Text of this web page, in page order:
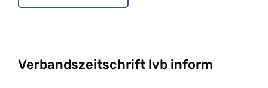
Verbandszeitschrift lvb inform